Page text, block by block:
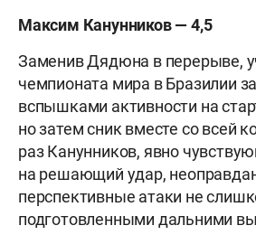
Максим Канунников — 4,5
Заменив Дядюна в перерыве,
чемпионата мира в Бразилии
вспышками активности на
но затем сник вместе со всей
раз Канунников, явно
на решающий удар,
перспективные атаки не
подготовленными дальними